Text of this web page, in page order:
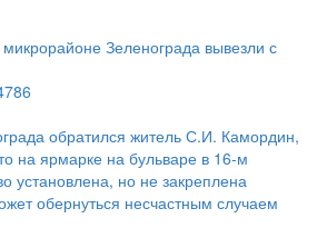
Зеленограда вывезли с
обратился житель С.И. Камордин,
на ярмарке на бульваре в 16-м
установлена, но не закреплена
обернуться несчастным случаем